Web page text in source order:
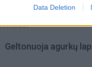
Data Deletion
Geltonuoja agurkų